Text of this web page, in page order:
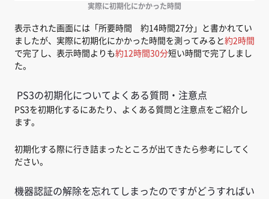
実際に初期化にかかった時間
表示された画面には「所要時間 約14時間27分」と書かれてい
ましたが、実際に初期化にかかった時間を測ってみると約2時間
で完了し、表示時間よりも約12時間30分短い時間で完了しまし
た。
PS3の初期化についてよくある質問・注意点
PS3を初期化するにあたり、よくある質問と注意点をご紹介し
ます。
初期化する際に行き詰まったところが出てきたら参考にしてく
ださい。
機器認証の解除を忘れてしまったのですがどうすればい